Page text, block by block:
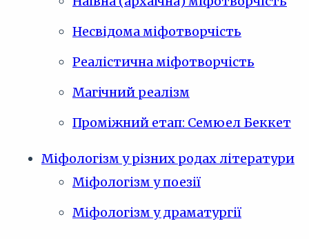
Несвідома міфотворчість
Реалістична міфотворчість
Магічний реалізм
Проміжний етап: Семюел Беккет
Міфологізм у різних родах літератури
Міфологізм у поезії
Міфологізм у драматургії